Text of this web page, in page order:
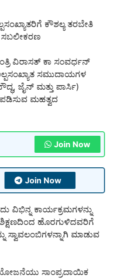
ಕೌಶಲ್ಯ ತರಬೇತಿ
ಸಬಲೀಕರಣ
ವಿರಾಸತ್ ಕಾ ಸಂವರ್ಧನ್
ಸಮುದಾಯಗಳ
ಜೈನ್ ಮತ್ತು ಪಾರ್ಸಿ)
ಮಹತ್ವದ
Join Now
Join Now
ಕಾರ್ಯಕ್ರಮಗಳನ್ನು
ಶಿಕ್ಷಣದಿಂದ ಹೊರಗುಳಿದವರಿಗೆ
ಸ್ವಾವಲಂಬಿಗಳನ್ನಾಗಿ ಮಾಡುವ
ಸಾಂಪ್ರದಾಯಿಕ